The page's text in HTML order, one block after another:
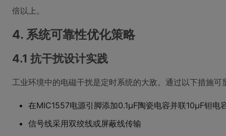
倍以上。
4. 系统可靠性优化策略
4.1 抗干扰设计实践
工业环境中的电磁干扰是定时系统的大敌。通过以下措施可
在MIC1557电源引脚添加0.1μF陶瓷电容并联10μF钽电
信号线采用双绞线或屏蔽线传输